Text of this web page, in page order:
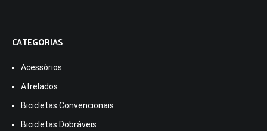
CATEGORIAS
Acessórios
Atrelados
Bicicletas Convencionais
Bicicletas Dobráveis